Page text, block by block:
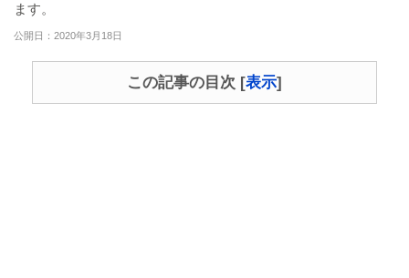
ます。
公開日：2020年3月18日
この記事の目次 [表示]